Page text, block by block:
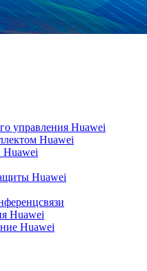
управления Huawei
Huawei
Huawei
Huawei
Huawei
Huawei